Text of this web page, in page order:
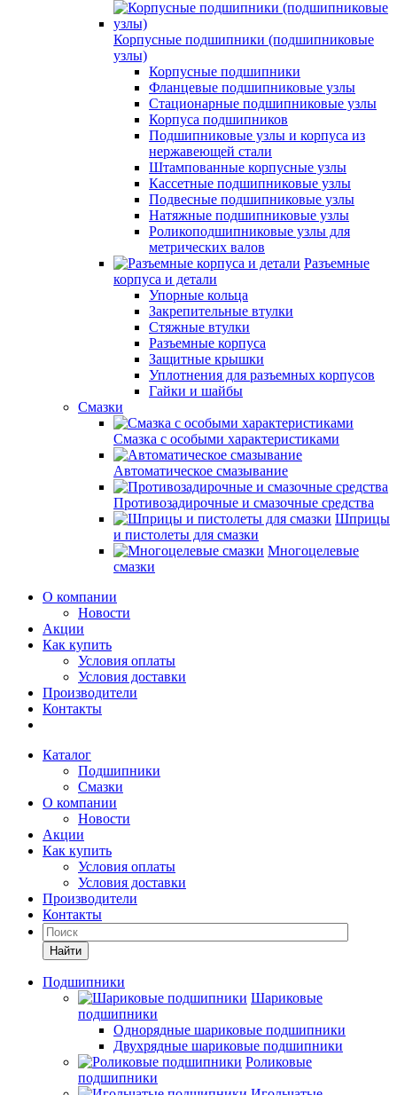
Корпусные подшипники (подшипниковые
узлы)
Корпусные подшипники
Фланцевые подшипниковые узлы
Стационарные подшипниковые узлы
Корпуса подшипников
Подшипниковые узлы и корпуса из
нержавеющей стали
Штампованные корпусные узлы
Кассетные подшипниковые узлы
Подвесные подшипниковые узлы
Натяжные подшипниковые узлы
Роликоподшипниковые узлы для
метрических валов
Разъемные
корпуса и детали
Упорные кольца
Закрепительные втулки
Стяжные втулки
Разъемные корпуса
Защитные крышки
Уплотнения для разъемных корпусов
Гайки и шайбы
Смазки
Смазка с особыми характеристиками
Автоматическое смазывание
Противозадирочные и смазочные средства
Шприцы
и пистолеты для смазки
Многоцелевые
смазки
О компании
Новости
Акции
Как купить
Условия оплаты
Условия доставки
Производители
Контакты
Каталог
Подшипники
Смазки
О компании
Новости
Акции
Как купить
Условия оплаты
Условия доставки
Производители
Контакты
Найти
Подшипники
Шариковые
подшипники
Однорядные шариковые подшипники
Двухрядные шариковые подшипники
Роликовые
подшипники